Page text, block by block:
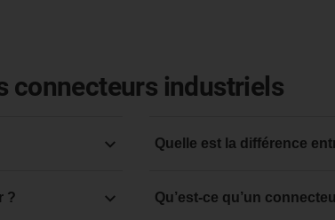
connecteurs industriels
?
Quelle est la différence
Les connecteurs sont
Qu’est-ce qu’un